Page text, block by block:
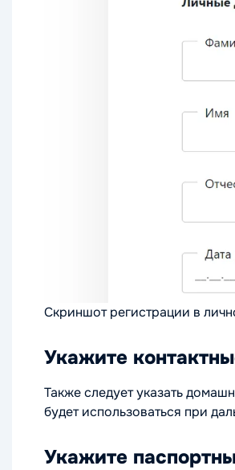
Скриншот регистрации в
Укажите
Также следует указать
будет использоваться при
Укажите